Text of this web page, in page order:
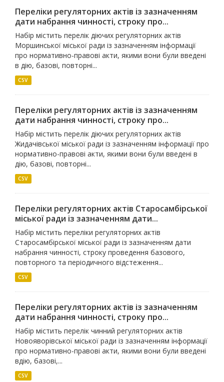
Переліки регуляторних актів із зазначенням
дати набрання чинності, строку про...
Набір містить перелік діючих регуляторних актів
Моршинської міської ради із зазначенням інформації
про нормативно-правові акти, якими вони були введені
в дію, базові, повторні...
CSV
Переліки регуляторних актів із зазначенням
дати набрання чинності, строку про...
Набір містить перелік діючих регуляторних актів
Жидачівської міської ради із зазначенням інформації про
нормативно-правові акти, якими вони були введені в
дію, базові, повторні...
CSV
Переліки регуляторних актів Старосамбірської
міської ради із зазначенням дати...
Набір містить переліки регуляторних актів
Старосамбірської міської ради із зазначенням дати
набрання чинності, строку проведення базового,
повторного та періодичного відстеження...
CSV
Переліки регуляторних актів із зазначенням
дати набрання чинності, строку про...
Набір містить перелік чинний регуляторних актів
Новояворівської міської ради із зазначенням інформації
про нормативно-правові акти, якими вони були введені
вдію, базові,...
CSV